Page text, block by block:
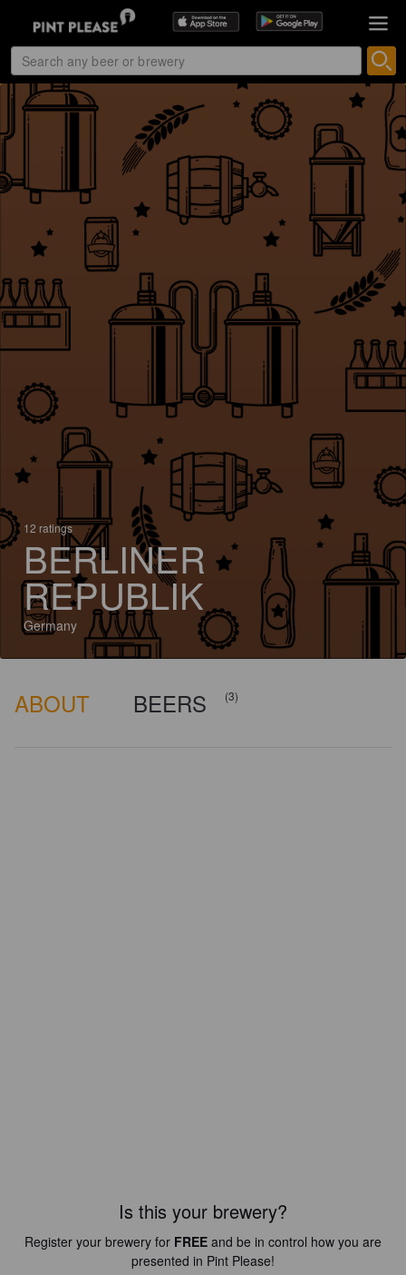
12 ratings
BERLINER
REPUBLIK
Germany
ABOUT BEERS (3)
Is this your brewery?
Register your brewery for FREE and be in control how you are
presented in Pint Please!